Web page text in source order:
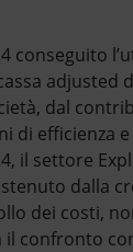
conseguito
dal
di efficienza
il settore
dalla
dei costi,
confronto